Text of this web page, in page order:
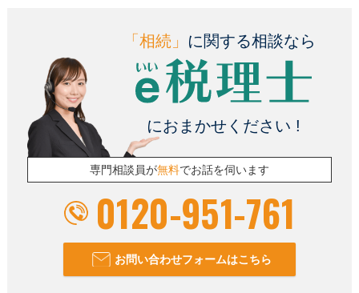
女性スタッフ対応可 土日相談可
初回相談無料 18時以降相談可 オンライン面談可
事務所面談可
「相続」 に関する相談なら
におまかせください !
専門相談員が無料でお話を伺います
0120-951-761
お問い合わせフォームはこちら